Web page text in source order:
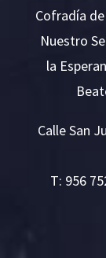
Cofradía
Nuestro
la
Calle San
T: 956